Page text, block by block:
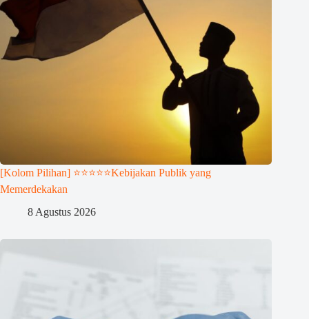
[Kolom Pilihan] ⭐⭐⭐⭐⭐Kebijakan Publik yang
Memerdekakan
8 Agustus 2026